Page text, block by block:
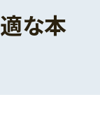
な本